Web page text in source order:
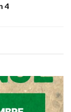
4